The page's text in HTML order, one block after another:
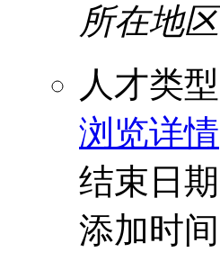
所在地
人才类
浏览详情
结束日
添加时